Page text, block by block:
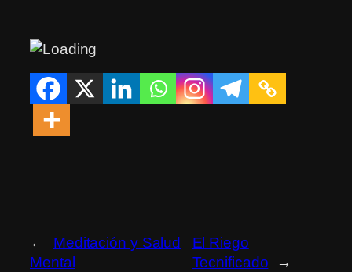
←
Meditación y Salud
Mental
El Riego
Tecnificado
→